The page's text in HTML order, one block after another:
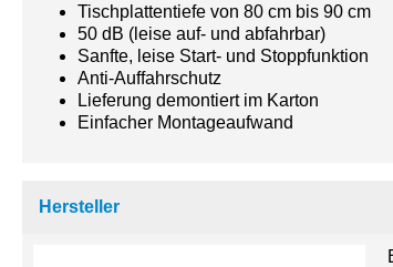
Tischplattentiefe von 80 cm bis 90 cm
50 dB (leise auf- und abfahrbar)
Sanfte, leise Start- und Stoppfunktion
Anti-Auffahrschutz
Lieferung demontiert im Karton
Einfacher Montageaufwand
Hersteller